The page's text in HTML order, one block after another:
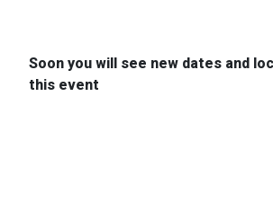
Soon you will see new dates and
this event